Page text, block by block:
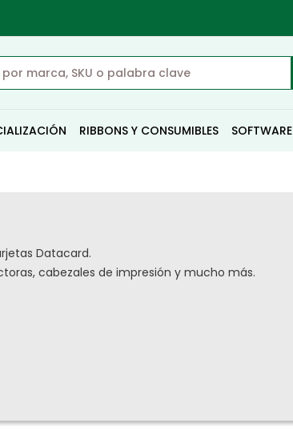
RIBBONS Y CONSUMIBLES SOFTWARE
Datacard.
cabezales de impresión y mucho más.